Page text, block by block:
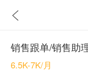
销售跟单/销售助
6.5K-7K/月